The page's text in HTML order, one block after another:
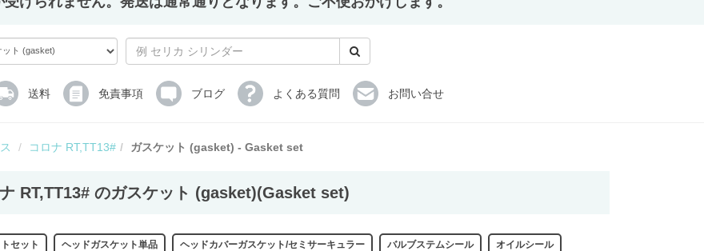
送料 免責事項 ブログ よくある質問 お問い合せ
コロナ RT,TT13# ガスケット (gasket) - Gasket set
RT,TT13# のガスケット (gasket)(Gasket set)
セット ヘッドガスケット単品 ヘッドカバーガスケット/セミサーキュラー バルブステムシール オイルシール